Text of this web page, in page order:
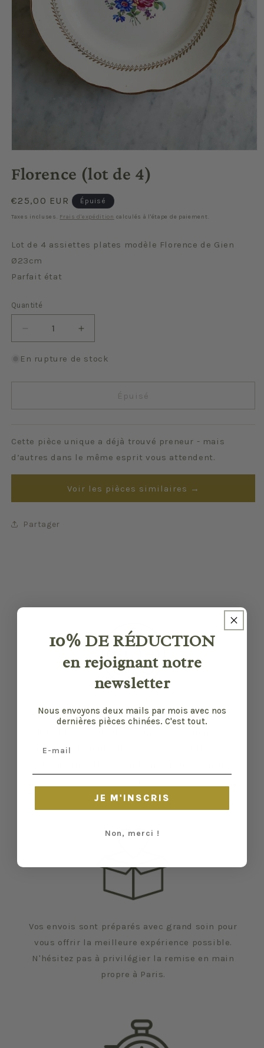
média
1
une
fenêtre
modale
Florence (lot de 4)
Prix
habituel
€25,00 EUR Épuisé
Taxes incluses. Frais d'expédition calculés à l'étape de paiement.
Lot de 4 assiettes plates modèle Florence de Gien
Ø23cm
Parfait état
Quantité
Quantité
Réduire
la
quantité
Florence
de
Augmenter
la
quantité
Florence
de
En rupture de stock
Épuisé
Cette pièce unique a déjà trouvé preneur - mais
d’autres dans le même esprit vous attendent.
Voir les pièces similaires →
Partager
Nos pièces sont sélectionnées pour leur bon
en a. Malgré tout, elles ont vécu d'autres vies
Vos envois sont préparés avec grand soin pour
vous offrir la meilleure expérience possible.
N'hésitez pas à privilégier la remise en main
propre à Paris.
10% DE RÉDUCTION
en rejoignant notre
newsletter
Nous envoyons deux mails par mois avec nos
dernières pièces chinées. C'est tout.
JE M'INSCRIS
Non, merci !